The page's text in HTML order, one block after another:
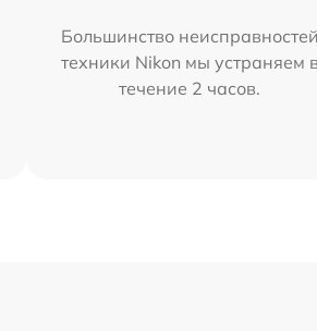
Большинство неисправностей
техники Nikon мы устраняем в
течение 2 часов.